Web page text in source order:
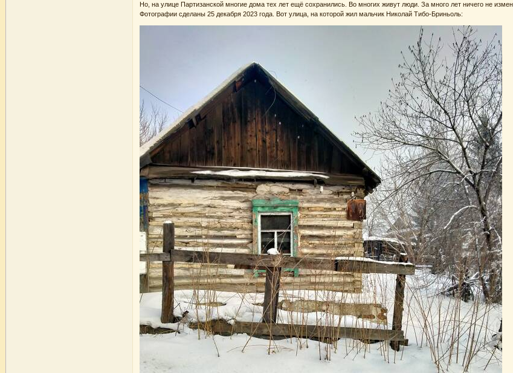
Но, на улице Партизанской многие дома тех лет ещё сохранились. Во многих живут люди. За много лет ничего не
Фотографии сделаны 25 декабря 2023 года. Вот улица, на которой жил мальчик Николай Тибо-Бриньоль: